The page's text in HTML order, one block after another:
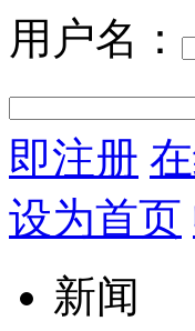
用户名：
即注册
设为首页
新闻